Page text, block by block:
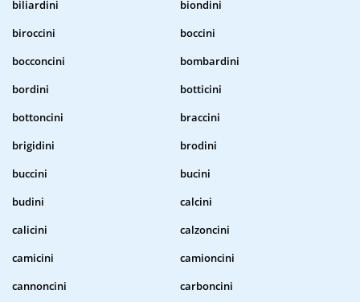
biliardini
biondini
biroccini
boccini
bocconcini
bombardini
bordini
botticini
bottoncini
braccini
brigidini
brodini
buccini
bucini
budini
calcini
calicini
calzoncini
camicini
camioncini
cannoncini
carboncini